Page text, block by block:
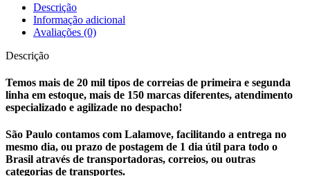
Descrição
Informação adicional
Avaliações (0)
Descrição
Temos mais de 20 mil tipos de correias de primeira e segunda
linha em estoque, mais de 150 marcas diferentes, atendimento
especializado e agilizade no despacho!
São Paulo contamos com Lalamove, facilitando a entrega no
mesmo dia, ou prazo de postagem de 1 dia útil para todo o
Brasil através de transportadoras, correios, ou outras
categorias de transportes.